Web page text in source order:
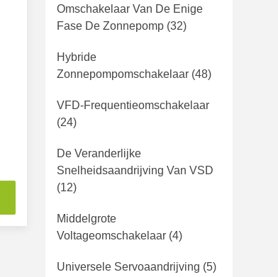
Omschakelaar Van De Enige
Fase De Zonnepomp (32)
Hybride
Zonnepompomschakelaar (48)
VFD-Frequentieomschakelaar
(24)
De Veranderlijke
Snelheidsaandrijving Van VSD
(12)
Middelgrote
Voltageomschakelaar (4)
Universele Servoaandrijving (5)